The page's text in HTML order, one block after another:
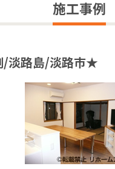
施工事例
/淡路島/淡路市★